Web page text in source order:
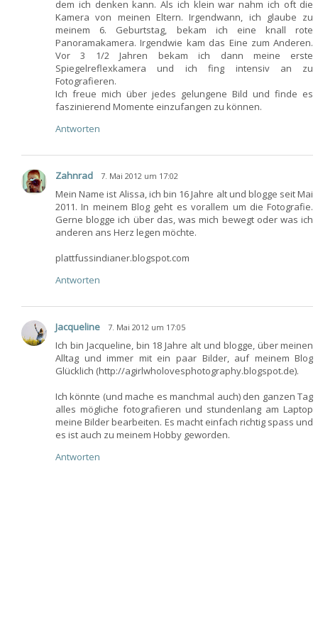
dem ich denken kann. Als ich klein war nahm ich oft die
Kamera von meinen Eltern. Irgendwann, ich glaube zu
meinem 6. Geburtstag, bekam ich eine knall rote
Panoramakamera. Irgendwie kam das Eine zum Anderen.
Vor 3 1/2 Jahren bekam ich dann meine erste
Spiegelreflexkamera und ich fing intensiv an zu
Fotografieren.
Ich freue mich über jedes gelungene Bild und finde es
faszinierend Momente einzufangen zu können.
Antworten
Zahnrad 7. Mai 2012 um 17:02
Mein Name ist Alissa, ich bin 16 Jahre alt und blogge seit Mai
2011. In meinem Blog geht es vorallem um die Fotografie.
Gerne blogge ich über das, was mich bewegt oder was ich
anderen ans Herz legen möchte.
plattfussindianer.blogspot.com
Antworten
Jacqueline 7. Mai 2012 um 17:05
Ich bin Jacqueline, bin 18 Jahre alt und blogge, über meinen
Alltag und immer mit ein paar Bilder, auf meinem Blog
Glücklich (http://agirlwholovesphotography.blogspot.de).
Ich könnte (und mache es manchmal auch) den ganzen Tag
alles mögliche fotografieren und stundenlang am Laptop
meine Bilder bearbeiten. Es macht einfach richtig spass und
es ist auch zu meinem Hobby geworden.
Antworten